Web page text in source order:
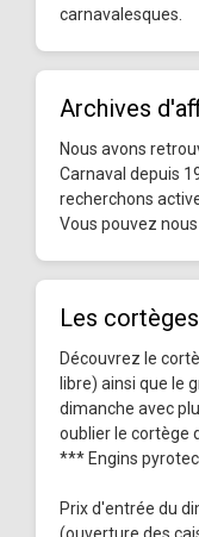
carnavalesques.
Archives
Nous avons
Carnaval depuis
recherchons
Vous pouvez nous
Les cortèges
Découvrez le
libre) ainsi que le
dimanche avec
oublier le cortège
*** Engins
Prix d'entrée du